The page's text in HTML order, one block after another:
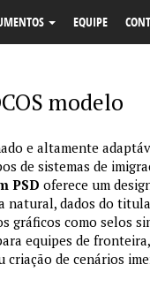
EQUIPE
modelo
e altamente
de sistemas de
PSD oferece um
natural, dados do
gráficos como selos
equipes de fronteira,
de cenários